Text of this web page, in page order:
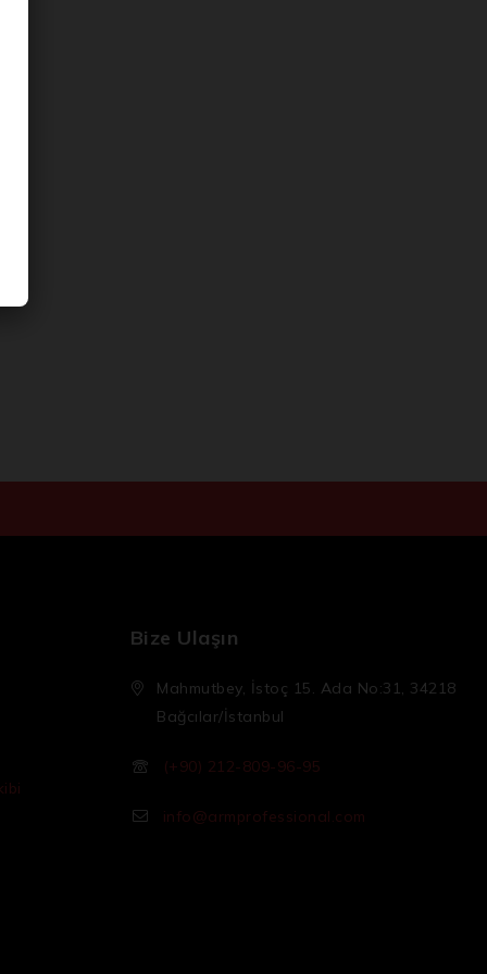
Bize Ulaşın
Mahmutbey, İstoç 15. Ada No:31, 34218
Bağcılar/İstanbul
(+90) 212-809-96-95
info@armprofessional.com